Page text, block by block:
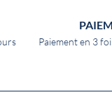
Paiement en 3